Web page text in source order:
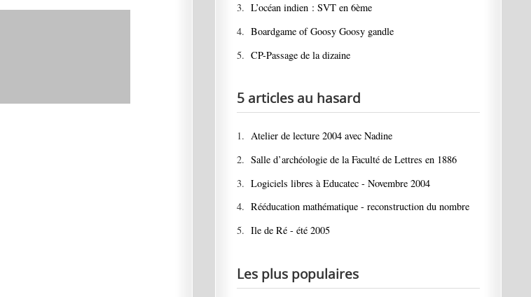
3.L’océan indien : SVT en 6ème
4.Boardgame of Goosy Goosy gandle
5.CP-Passage de la dizaine
5 articles au hasard
1.Atelier de lecture 2004 avec Nadine
2.Salle d’archéologie de la Faculté de Lettres en 1886
3.Logiciels libres à Educatec - Novembre 2004
4.Rééducation mathématique - reconstruction du nombre
5.Ile de Ré - été 2005
Les plus populaires